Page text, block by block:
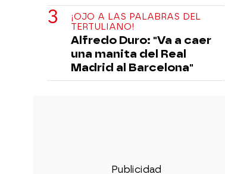
¡OJO A LAS PALABRAS DEL
TERTULIANO!
Alfredo Duro: "Va a caer
una manita del Real
Madrid al Barcelona"